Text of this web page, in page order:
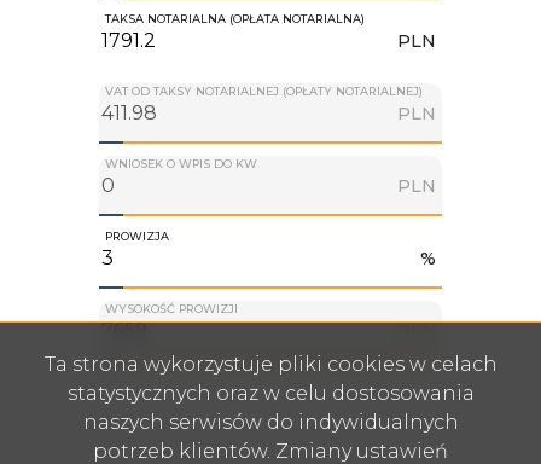
TAKSA NOTARIALNA (OPŁATA NOTARIALNA)
PLN
VAT OD TAKSY NOTARIALNEJ (OPŁATY NOTARIALNEJ)
PLN
WNIOSEK O WPIS DO KW
PLN
PROWIZJA
%
WYSOKOŚĆ PROWIZJI
Ta strona wykorzystuje pliki cookies w celach
statystycznych oraz w celu dostosowania
naszych serwisów do indywidualnych
potrzeb klientów. Zmiany ustawień